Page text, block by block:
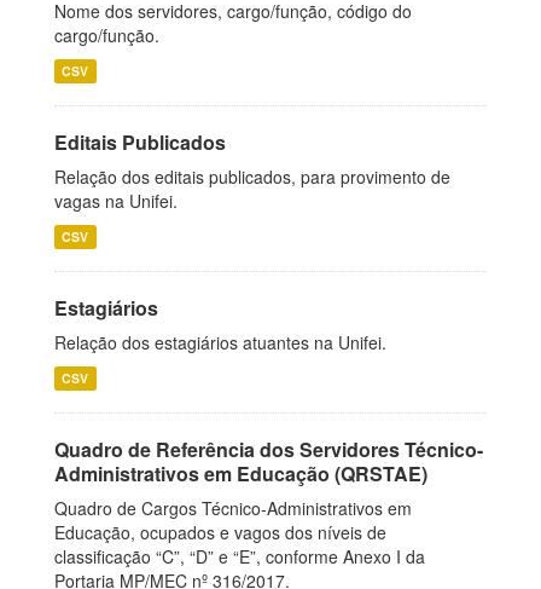
Nome dos servidores, cargo/função, código do
cargo/função.
CSV
Editais Publicados
Relação dos editais publicados, para provimento de
vagas na Unifei.
CSV
Estagiários
Relação dos estagiários atuantes na Unifei.
CSV
Quadro de Referência dos Servidores Técnico-
Administrativos em Educação (QRSTAE)
Quadro de Cargos Técnico-Administrativos em
Educação, ocupados e vagos dos níveis de
classificação “C”, “D” e “E”, conforme Anexo I da
Portaria MP/MEC nº 316/2017.